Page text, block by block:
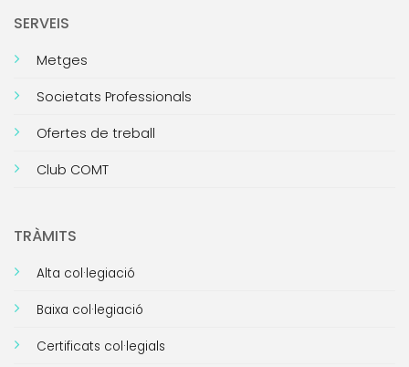
SERVEIS
Metges
Societats Professionals
Ofertes de treball
Club COMT
TRÀMITS
Alta col·legiació
Baixa col·legiació
Certificats col·legials